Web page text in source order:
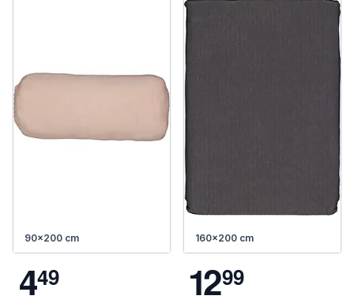
90x200 cm
449
160x200 cm
1299